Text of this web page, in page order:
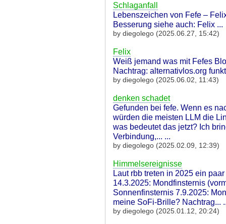
Schlaganfall
Lebenszeichen von Fefe –
Besserung siehe auch: Felix ...
by diegolego (2025.06.27, 15:42)
Felix
Weiß jemand was mit Fefes
Nachtrag: alternativlos.org
by diegolego (2025.06.02, 11:43)
denken schadet
Gefunden bei fefe. Wenn es
würden die meisten LLM die
was bedeutet das jetzt? Ich
Verbindung,... ...
by diegolego (2025.02.09, 12:39)
Himmelsereignisse
Laut rbb treten in 2025 ein
14.3.2025: Mondfinsternis
Sonnenfinsternis 7.9.2025:
meine SoFi-Brille? Nachtrag...
by diegolego (2025.01.12, 20:24)